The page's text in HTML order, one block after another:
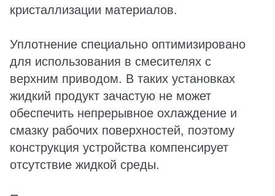
кристаллизации материалов.
Уплотнение специально оптимизировано
для использования в смесителях с
верхним приводом. В таких установках
жидкий продукт зачастую не может
обеспечить непрерывное охлаждение и
смазку рабочих поверхностей, поэтому
конструкция устройства компенсирует
отсутствие жидкой среды.